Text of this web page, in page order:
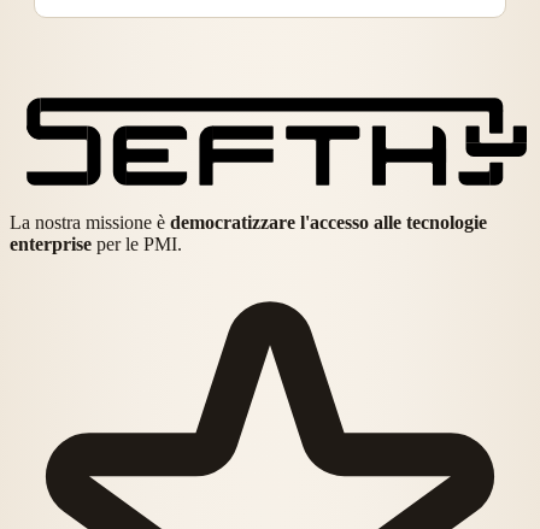
La nostra missione è democratizzare l'accesso alle tecnologie
enterprise per le PMI.